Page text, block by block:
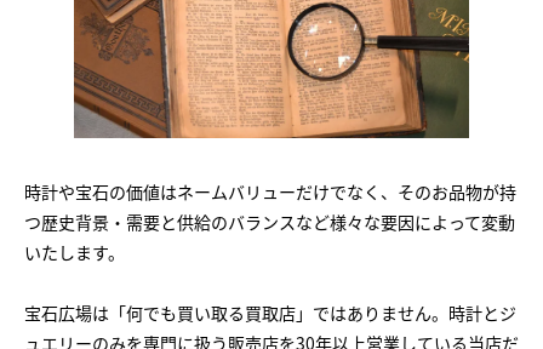
時計や宝石の価値はネームバリューだけでなく、そのお品物が持
つ歴史背景・需要と供給のバランスなど様々な要因によって変動
いたします。
宝石広場は「何でも買い取る買取店」ではありません。時計とジ
ュエリーのみを専門に扱う販売店を30年以上営業している当店だ